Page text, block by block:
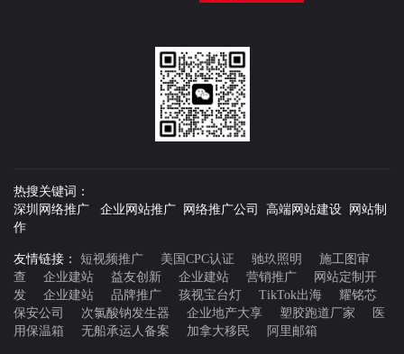
热搜关键词：
深圳网络推广 企业网站推广 网络推广公司 高端网站建设 网站制
作
友情链接： 短视频推广 美国CPC认证 驰玖照明
施工图审
查
企业建站 益友创新 企业建站 营销推广
网站定制开
发
企业建站 品牌推广 孩视宝台灯 TikTok出海
耀铭芯
保安公司
次氯酸钠发生器 企业地产大享 塑胶跑道厂家
医
用保温箱
无船承运人备案 加拿大移民 阿里邮箱